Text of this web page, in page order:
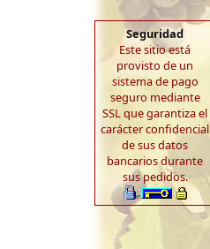
Seguridad
Este sitio está
provisto de un
sistema de pago
seguro mediante
SSL que garantiza el
carácter confidencial
de sus datos
bancarios durante
sus pedidos.